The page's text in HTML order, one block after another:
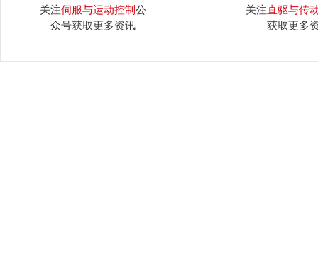
关注伺服与运动控制公
众号获取更多资讯
关注直驱与传
获取更多